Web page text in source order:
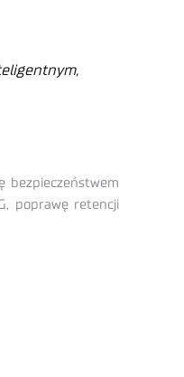
bezpieczeństwem
poprawę retencji